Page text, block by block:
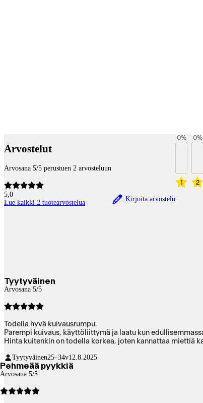
Arvostelut
Arvosana 5/5 perustuen 2 arvosteluun
5,0
Lue kaikki 2 tuotearvostelua
Kirjoita arvostelu
1
0%
2
0%
Tyytyväinen
Arvosana 5/5
Todella hyvä kuivausrumpu.
Parempi kuivaus, käyttöliittymä ja laatu kun
Hinta kuitenkin on todella korkea, joten kannattaa miettiä
Tyytyväinen25–34v12.8.2025
Pehmeää pyykkiä
Arvosana 5/5